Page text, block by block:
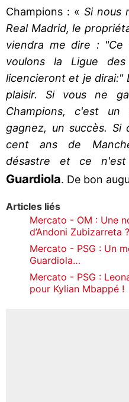
Champions : « Si nous
Real Madrid, le
viendra me dire : "Ce
voulons la Ligue
licencieront et je dirai:"
plaisir. Si vous ne
Champions, c'est
gagnez, un succès.
cent ans de
désastre et ce
Guardiola. De bon
Articles liés
Mercato - OM : Une
d’Andoni Zubizarreta ?
Mercato - PSG : Un
Guardiola…
Mercato - PSG :
pour Kylian Mbappé !